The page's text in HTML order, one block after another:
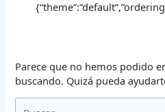
Parece que no hemos podido
buscando. Quizá pueda